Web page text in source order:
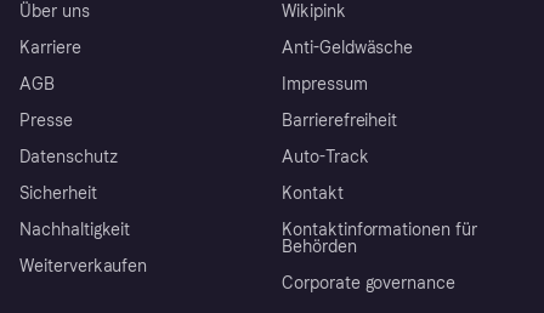
Über uns
Karriere
AGB
Presse
Datenschutz
Sicherheit
Nachhaltigkeit
Weiterverkaufen
Wikipink
Anti-Geldwäsche
Impressum
Barrierefreiheit
Auto-Track
Kontakt
Kontaktinformationen für
Behörden
Corporate governance